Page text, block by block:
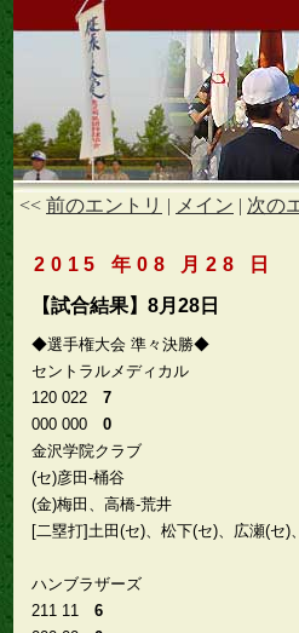
<< 前のエントリ | メイン | 次の
2015 年08 月28 日
【試合結果】8月28日
◆選手権大会 準々決勝◆
セントラルメディカル
120 022 7
000 000 0
金沢学院クラブ
(セ)彦田-桶谷
(金)梅田、高橋-荒井
[二塁打]土田(セ)、松下(セ)、広瀬(セ)
ハンブラザーズ
211 11 6